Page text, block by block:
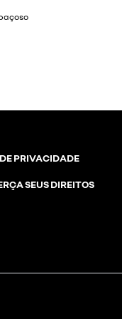
PRIVACIDADE
SEUS DIREITOS